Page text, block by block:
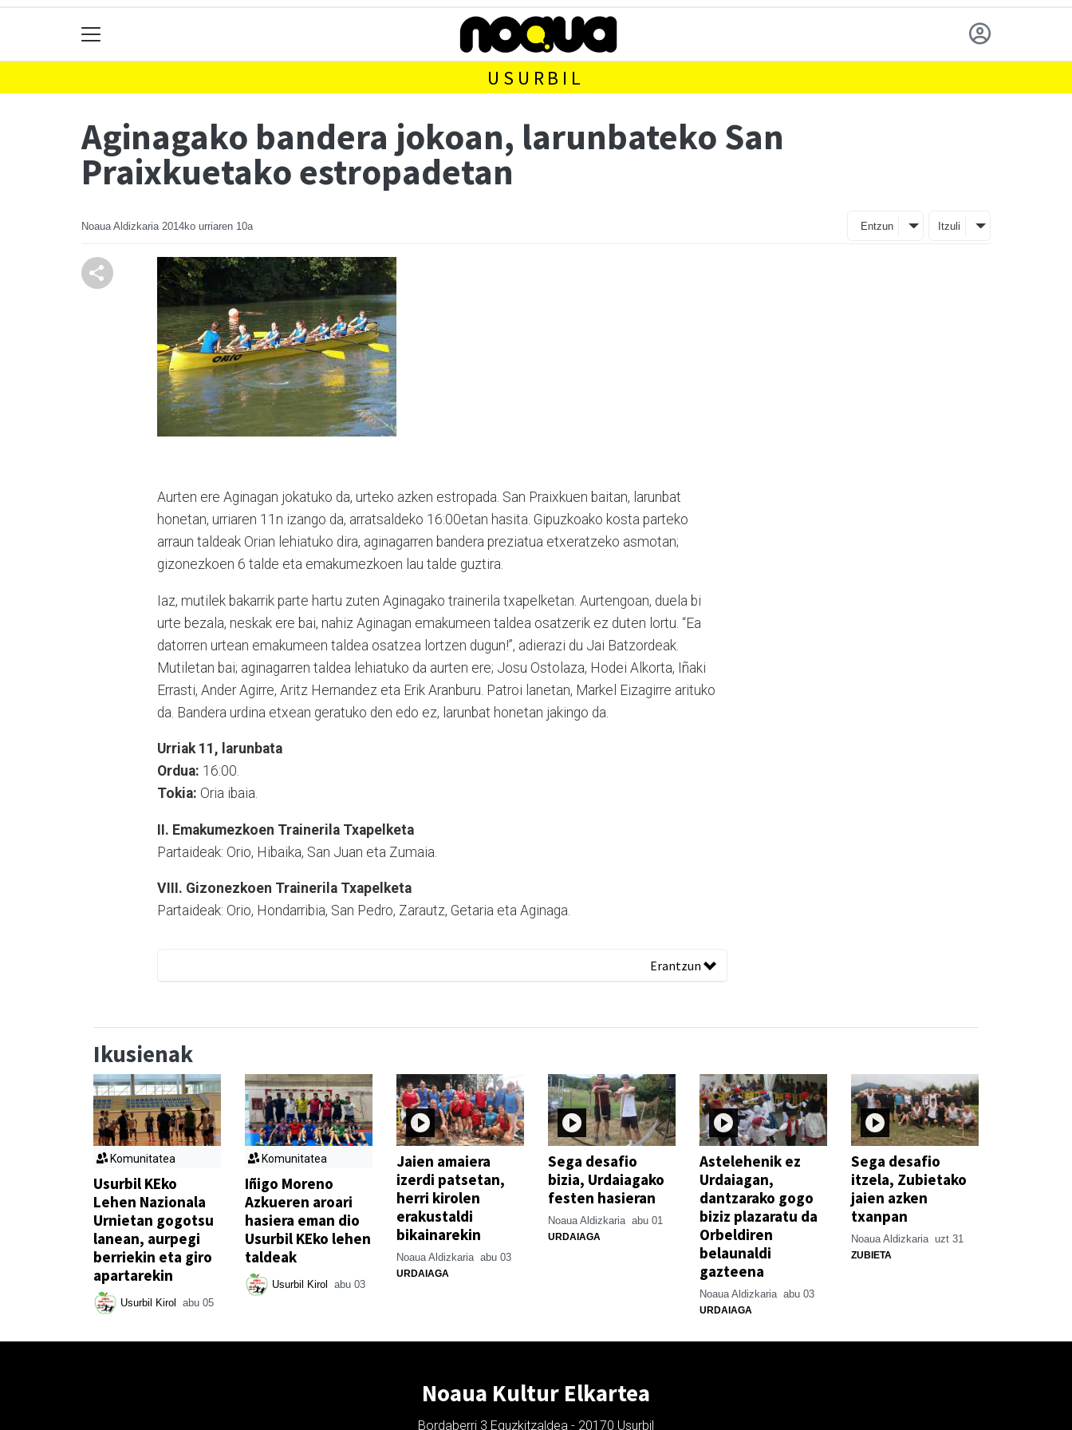
USURBIL
Aginagako bandera jokoan, larunbateko San
Praixkuetako estropadetan
Noaua Aldizkaria 2014ko urriaren 10a Entzun Itzuli
Aurten ere Aginagan jokatuko da, urteko azken estropada. San Praixkuen baitan, larunbat
honetan, urriaren 11n izango da, arratsaldeko 16:00etan hasita. Gipuzkoako kosta parteko
arraun taldeak Orian lehiatuko dira, aginagarren bandera preziatua etxeratzeko asmotan;
gizonezkoen 6 talde eta emakumezkoen lau talde guztira.
Iaz, mutilek bakarrik parte hartu zuten Aginagako trainerila txapelketan. Aurtengoan, duela bi
urte bezala, neskak ere bai, nahiz Aginagan emakumeen taldea osatzerik ez duten lortu. “Ea
datorren urtean emakumeen taldea osatzea lortzen dugun!”, adierazi du Jai Batzordeak.
Mutiletan bai; aginagarren taldea lehiatuko da aurten ere; Josu Ostolaza, Hodei Alkorta, Iñaki
Errasti, Ander Agirre, Aritz Hernandez eta Erik Aranburu. Patroi lanetan, Markel Eizagirre arituko
da. Bandera urdina etxean geratuko den edo ez, larunbat honetan jakingo da.
Urriak 11, larunbata
Ordua: 16:00.
Tokia: Oria ibaia.
II. Emakumezkoen Trainerila Txapelketa
Partaideak: Orio, Hibaika, San Juan eta Zumaia.
VIII. Gizonezkoen Trainerila Txapelketa
Partaideak: Orio, Hondarribia, San Pedro, Zarautz, Getaria eta Aginaga.
Erantzun
Ikusienak
Komunitatea
Usurbil KEko
Lehen Nazionala
Urnietan gogotsu
lanean, aurpegi
berriekin eta giro
apartarekin
Usurbil Kirol abu 05
Komunitatea
Iñigo Moreno
Azkueren aroari
hasiera eman dio
Usurbil KEko lehen
taldeak
Usurbil Kirol abu 03
Jaien amaiera
izerdi patsetan,
herri kirolen
erakustaldi
bikainarekin
Noaua Aldizkaria abu 03
URDAIAGA
Sega desafio
bizia, Urdaiagako
festen hasieran
Noaua Aldizkaria abu 01
URDAIAGA
Astelehenik ez
Urdaiagan,
dantzarako gogo
biziz plazaratu da
Orbeldiren
belaunaldi
gazteena
Noaua Aldizkaria abu 03
URDAIAGA
Sega desafio
itzela, Zubietako
jaien azken
txanpan
Noaua Aldizkaria uzt 31
ZUBIETA
Noaua Kultur Elkartea
Bordaberri 3 Eguzkitzaldea - 20170 Usurbil